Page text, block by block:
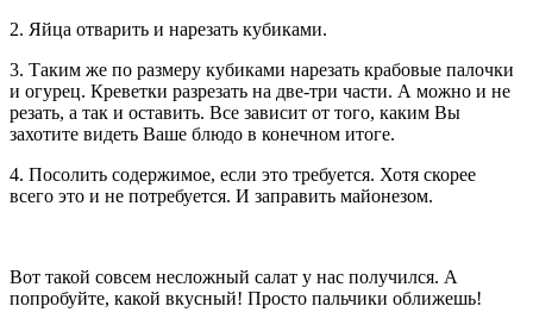
2. Яйца отварить и нарезать кубиками.
3. Таким же по размеру кубиками нарезать крабовые палочки
и огурец. Креветки разрезать на две-три части. А можно и не
резать, а так и оставить. Все зависит от того, каким Вы
захотите видеть Ваше блюдо в конечном итоге.
4. Посолить содержимое, если это требуется. Хотя скорее
всего это и не потребуется. И заправить майонезом.
Вот такой совсем несложный салат у нас получился. А
попробуйте, какой вкусный! Просто пальчики оближешь!